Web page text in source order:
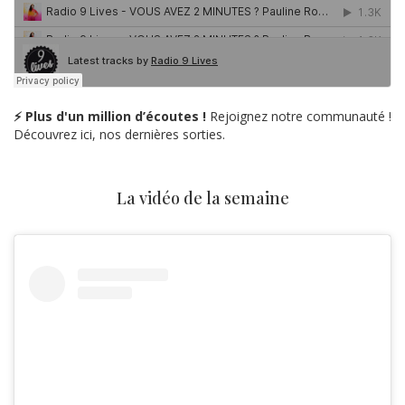
⚡ Plus d'un million d’écoutes ! Rejoignez notre communauté !
Découvrez ici, nos dernières sorties.
La vidéo de la semaine